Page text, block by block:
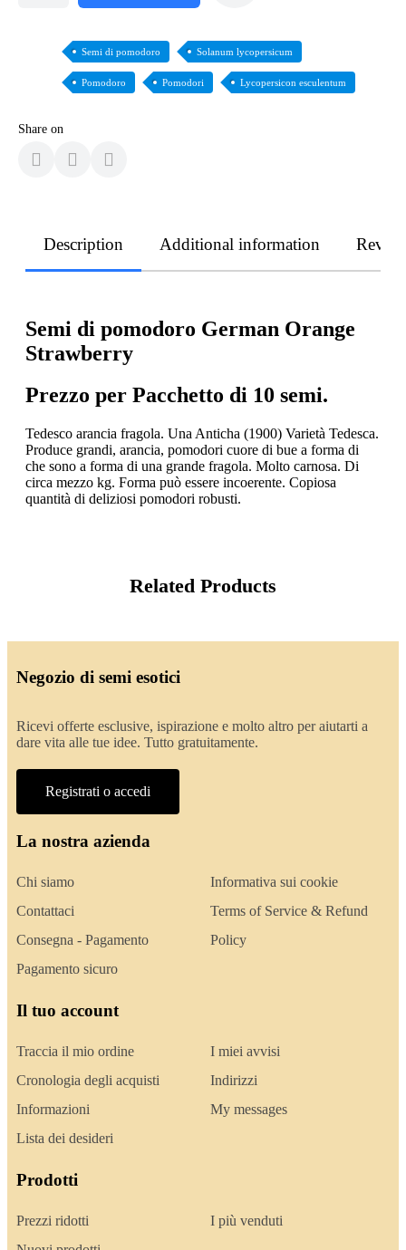
Semi di pomodoro Solanum lycopersicum
Pomodoro Pomodori Lycopersicon esculentum
Share on
Description Additional information
Semi di pomodoro German Orange
Strawberry
Prezzo per Pacchetto di 10 semi.
Tedesco arancia fragola. Una Anticha (1900) Varietà Tedesca.
Produce grandi, arancia, pomodori cuore di bue a forma di
che sono a forma di una grande fragola. Molto carnosa. Di
circa mezzo kg. Forma può essere incoerente. Copiosa
quantità di deliziosi pomodori robusti.
Related Products
Negozio di semi esotici
Ricevi offerte esclusive, ispirazione e molto altro per aiutarti a
dare vita alle tue idee. Tutto gratuitamente.
Registrati o accedi
La nostra azienda
Chi siamo
Contattaci
Consegna - Pagamento
Pagamento sicuro
Informativa sui cookie
Terms of Service & Refund
Policy
Il tuo account
Traccia il mio ordine
Cronologia degli acquisti
Informazioni
Lista dei desideri
I miei avvisi
Indirizzi
My messages
Prodotti
Prezzi ridotti
I più venduti